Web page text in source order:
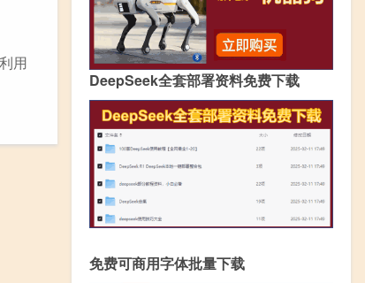
用
DeepSeek全套部署资料免费下载
免费可商用字体批量下载